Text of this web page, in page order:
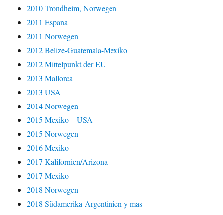
2010 Trondheim, Norwegen
2011 Espana
2011 Norwegen
2012 Belize-Guatemala-Mexiko
2012 Mittelpunkt der EU
2013 Mallorca
2013 USA
2014 Norwegen
2015 Mexiko – USA
2015 Norwegen
2016 Mexiko
2017 Kalifornien/Arizona
2017 Mexiko
2018 Norwegen
2018 Südamerika-Argentinien y mas